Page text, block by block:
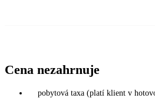
Cena nezahrnuje
pobytová taxa (platí klient v